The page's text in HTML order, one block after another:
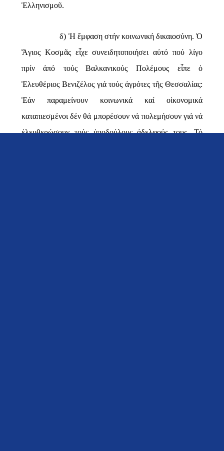
Ἑλληνισμοῦ.
δ) Ἡ ἔμφαση στήν κοινωνική δικαιοσύνη. Ὁ
Ἅγιος Κοσμᾶς εἶχε συνειδητοποιήσει αὐτό πού λίγο
πρίν ἀπό τούς Βαλκανικούς Πολέμους εἶπε ὁ
Ἐλευθέριος Βενιζέλος γιά τούς ἀγρότες τῆς Θεσσαλίας:
Ἐάν παραμείνουν κοινωνικά καί οἰκονομικά
καταπιεσμένοι δέν θά μπορέσουν νά πολεμήσουν γιά νά
ἐλευθερώσουν τούς ὑποδούλους ἀδελφούς τους. Τό